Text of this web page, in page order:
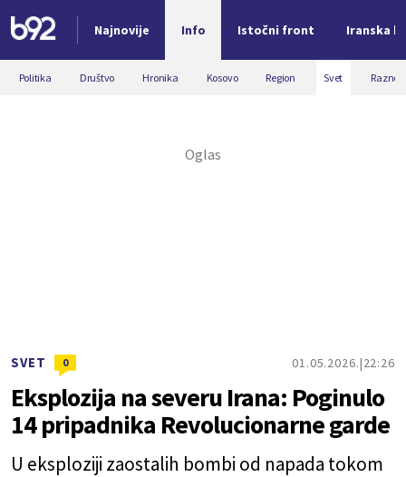
Najnovije Info Istočni front Iranska
Nova vest
Politika Društvo Hronika Kosovo Region Svet Razno
SVET 0 01.05.2026. 22:26
Eksplozija na severu Irana: Poginulo
14 pripadnika Revolucionarne garde
U eksploziji zaostalih bombi od napada tokom